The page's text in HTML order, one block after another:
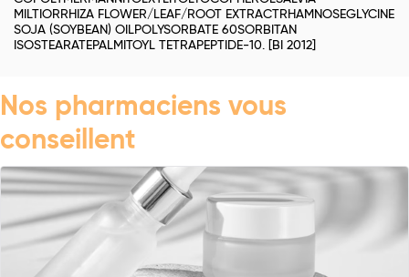
MILTIORRHIZA FLOWER/LEAF/ROOT EXTRACTRHAMNOSEGLYCINE
SOJA (SOYBEAN) OILPOLYSORBATE 60SORBITAN
ISOSTEARATEPALMITOYL TETRAPEPTIDE-10. [BI 2012]
Nos pharmaciens vous
conseillent